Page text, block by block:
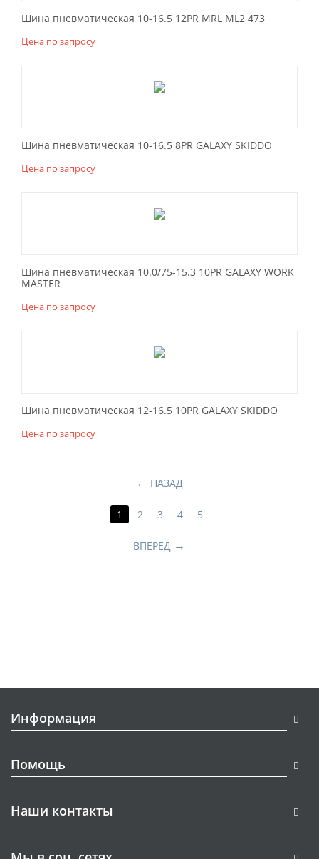
Шина пневматическая 10-16.5 12PR MRL ML2 473
Цена по запросу
Шина пневматическая 10-16.5 8PR GALAXY SKIDDO
Цена по запросу
Шина пневматическая 10.0/75-15.3 10PR GALAXY WORK
MASTER
Цена по запросу
Шина пневматическая 12-16.5 10PR GALAXY SKIDDO
Цена по запросу
НАЗАД
1 2 3 4 5
ВПЕРЕД
Информация
Помощь
Наши контакты